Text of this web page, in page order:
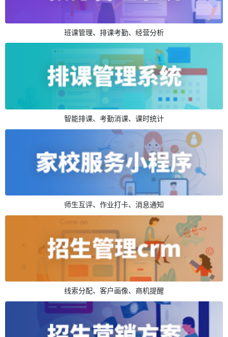
班课管理、排课考勤、经营分析
智能排课、考勤消课、课时统计
师生互评、作业打卡、消息通知
线索分配、客户画像、商机提醒